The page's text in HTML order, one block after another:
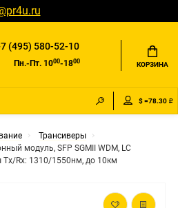
(495) 580-52-10
Пн.-Пт. 1000-1800 КОРЗИНА
$ =78.30 ₽
Трансиверы
модуль, SFP SGMII WDM, LC
Rx: 1310/1550нм, до 10км